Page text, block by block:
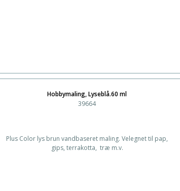
Hobbymaling, Lyseblå.60 ml
39664
Plus Color lys brun vandbaseret maling. Velegnet til pap,
gips, terrakotta, træ m.v.